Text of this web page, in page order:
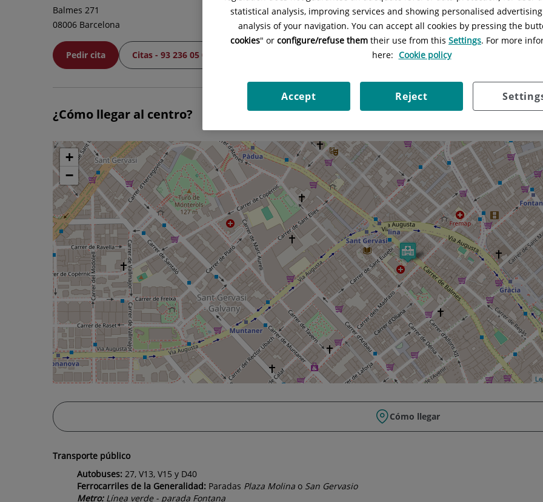
Balmes 271
08006 Barcelona
Pedir cita Citas - 93 236 05 00
¿Cómo llegar al centro?
Saltar
mapa
+
−
Cómo llegar
Transporte público
Autobuses: 27, V13, V15 y D40
Ferrocarriles de la Generalidad: Paradas Plaza Molina o San Gervasio
Metro: Línea verde - parada Fontana
statistical analysis, improving services and showing personalised
analysis of your navigation. You can accept all cookies by pressing the
cookies" or configure/refuse them their use from this Settings. For more
here: Cookie policy
Reject
Accept